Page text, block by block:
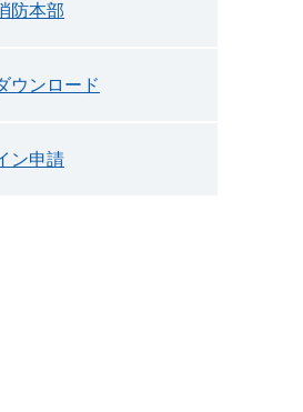
防本部
ウンロード
ン申請